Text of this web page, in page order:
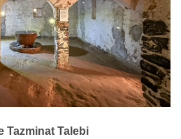
Tazminat Talebi